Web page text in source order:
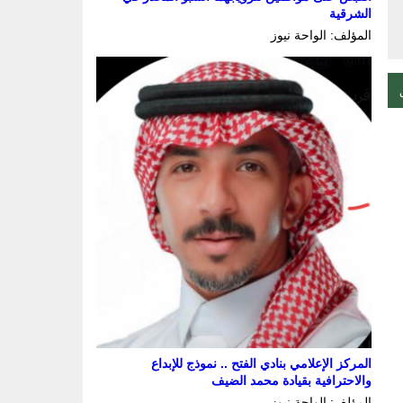
الشرقية
المؤلف: الواحة نيوز
المركز الإعلامي بنادي الفتح .. نموذج للإبداع
والاحترافية بقيادة محمد الضيف